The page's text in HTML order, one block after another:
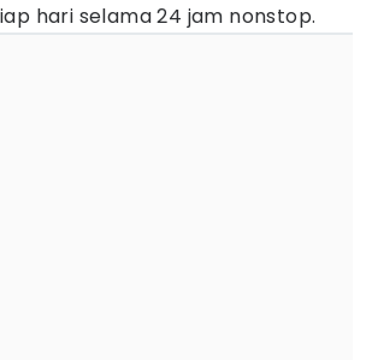
hari selama 24 jam nonstop.